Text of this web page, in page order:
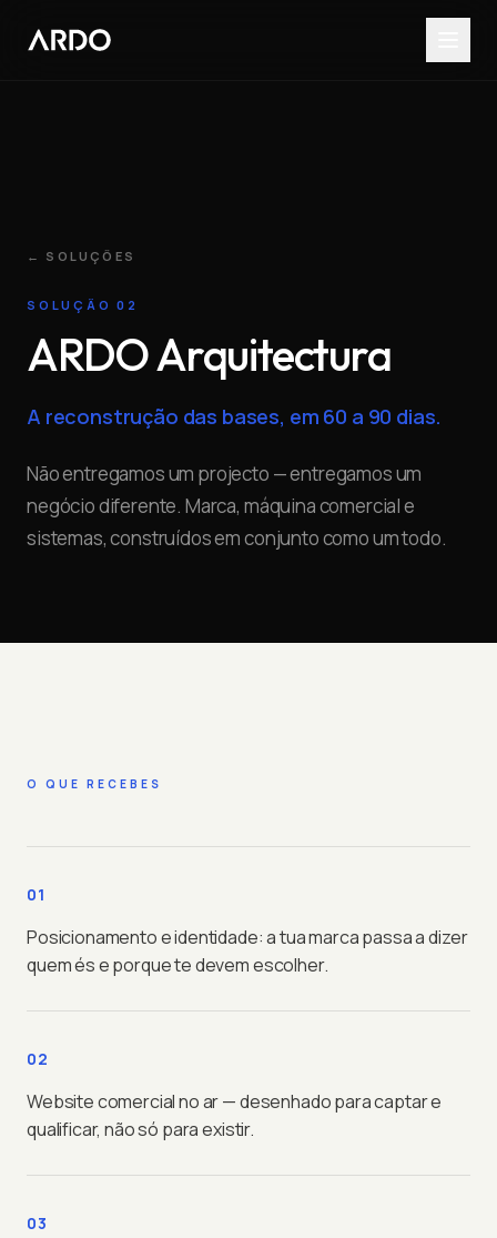
← SOLUÇÕES
SOLUÇÃO 02
ARDOArquitectura
A reconstrução das bases, em 60 a 90 dias.
Não entregamos um projecto — entregamos um
negócio diferente. Marca, máquina comercial e
sistemas, construídos em conjunto como um todo.
O QUE RECEBES
01
Posicionamento e identidade: a tua marca passa a dizer
quem és e porque te devem escolher.
02
Website comercial no ar — desenhado para captar e
qualificar, não só para existir.
03